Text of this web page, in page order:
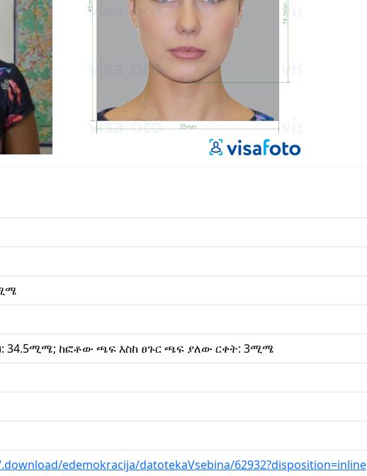
34.5ሚሜ; ከፎቶው ጫፍ እስከ ፀጉር ጫፍ ያለው ርቀት: 3ሚሜ
edemokracija/datotekaVsebina/62932?disposition=inline